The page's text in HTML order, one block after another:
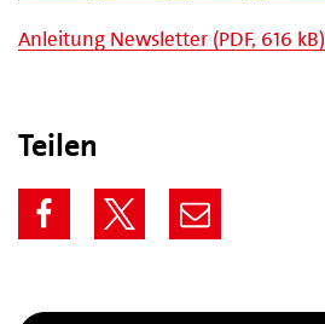
Anleitung Newsletter (PDF, 616 kB)
Teilen